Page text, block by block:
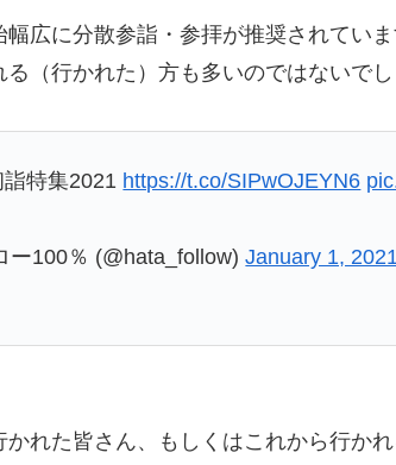
広に分散参詣・参拝が推奨されてい
（行かれた）方も多いのではないでし
特集2021 https://t.co/SIPwOJEYN6
100％ (@hata_follow)January 1,
れた皆さん、もしくはこれから行かれ